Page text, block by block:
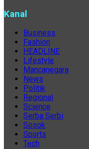
Kanal
Business
Fashion
HEADLINE
Lifestyle
Mancanegara
News
Politik
Regional
Science
Serba Serbi
Sosok
Sports
Tech